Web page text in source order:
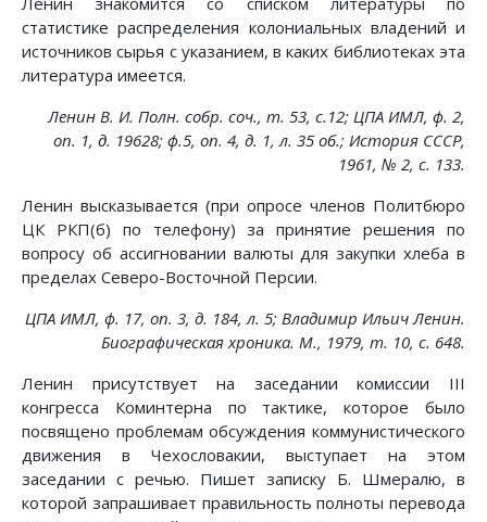
статистике распределения колониальных владений и
источников сырья с указанием, в каких библиотеках эта
литература имеется.
Ленин В. И. Полн. собр. соч., т. 53, с.12; ЦПА ИМЛ, ф. 2,
on. 1, д. 19628; ф.5, on. 4, д. 1, л. 35 об.; История СССР,
1961, № 2, с. 133.
Ленин высказывается (при опросе членов Политбюро
ЦК РКП(б) по телефону) за принятие решения по
вопросу об ассигновании валюты для закупки хлеба в
пределах Северо-Восточной Персии.
ЦПА ИМЛ, ф. 17, on. 3, д. 184, л. 5; Владимир Ильич Ленин.
Биографическая хроника. М., 1979, т. 10, с. 648.
Ленин присутствует на заседании комиссии III
конгресса Коминтерна по тактике, которое было
посвящено проблемам обсуждения коммунистического
движения в Чехословакии, выступает на этом
заседании с речью. Пишет записку Б. Шмералю, в
которой запрашивает правильность полноты перевода